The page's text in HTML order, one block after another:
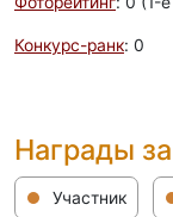
Конкурс-ранк: 0
Награды
Участник